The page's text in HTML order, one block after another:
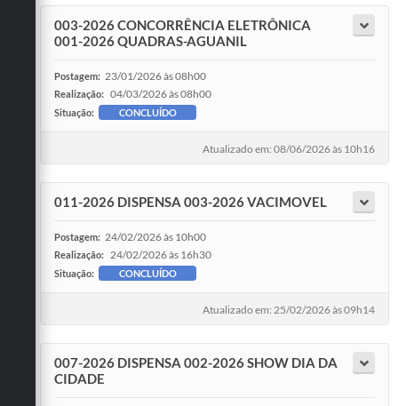
003-2026 CONCORRÊNCIA ELETRÔNICA
001-2026 QUADRAS-AGUANIL
Postagem: 23/01/2026 às 08h00
Realização: 04/03/2026 às 08h00
Situação: CONCLUÍDO
Atualizado em: 08/06/2026 às 10h16
011-2026 DISPENSA 003-2026 VACIMOVEL
Postagem: 24/02/2026 às 10h00
Realização: 24/02/2026 às 16h30
Situação: CONCLUÍDO
Atualizado em: 25/02/2026 às 09h14
007-2026 DISPENSA 002-2026 SHOW DIA DA
CIDADE